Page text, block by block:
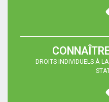
OCTOBRE
01
DROITS INDIVIDUELS À